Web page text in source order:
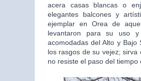
acera casas blancas o
elegantes balcones y
ejemplar en Orea de
levantaron para su uso
acomodadas del Alto y Bajo
los rasgos de su vejez;
no resiste el paso del